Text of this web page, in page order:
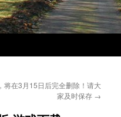
将在3月15日后完全删除！请大
家及时保存 →